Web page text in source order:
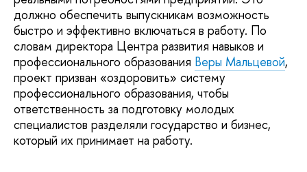
должно обеспечить выпускникам возможность
быстро и эффективно включаться в работу. По
словам директора Центра развития навыков и
профессионального образования Веры Мальцевой,
проект призван «оздоровить» систему
профессионального образования, чтобы
ответственность за подготовку молодых
специалистов разделяли государство и бизнес,
который их принимает на работу.